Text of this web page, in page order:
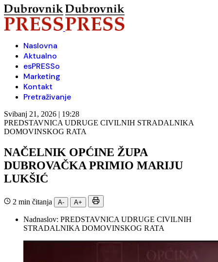
Naslovna
Aktualno
esPRESSo
Marketing
Kontakt
Pretraživanje
Svibanj 21, 2026 | 19:28
PREDSTAVNICA UDRUGE CIVILNIH STRADALNIKA
DOMOVINSKOG RATA
NAČELNIK OPĆINE ŽUPA
DUBROVAČKA PRIMIO MARIJU
LUKŠIĆ
2 min čitanja A- A+
Nadnaslov: PREDSTAVNICA UDRUGE CIVILNIH
STRADALNIKA DOMOVINSKOG RATA